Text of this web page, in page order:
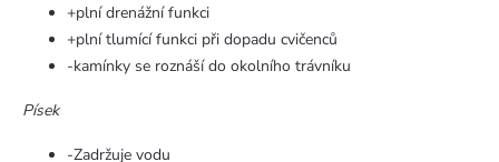
+plní drenážní funkci
+plní tlumící funkci při dopadu cvičenců
-kamínky se roznáší do okolního trávníku
Písek
-Zadržuje vodu